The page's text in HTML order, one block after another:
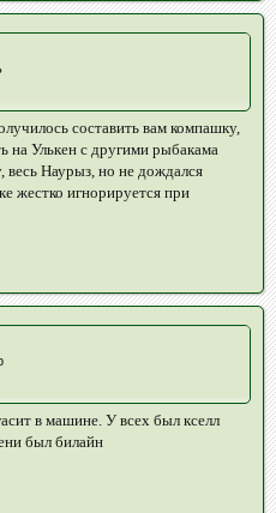
составить вам компашку,
на Улькен с другими рыбакама
весь Наурыз, но не дождался
жестко игнорируется при
в машине. У всех был кселл
был билайн